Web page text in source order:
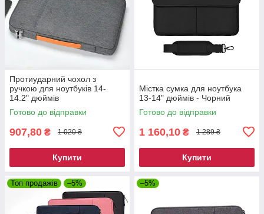
Протиударний чохол з
ручкою для ноутбуків 14-
14.2" дюймів
Готово до відправки
907,80 ₴ 1 020 ₴
Купити
Містка сумка для ноутбука
13-14" дюймів - Чорний
Готово до відправки
1 160,10 ₴ 1 289 ₴
Купити
Топ продажів –5% –5%